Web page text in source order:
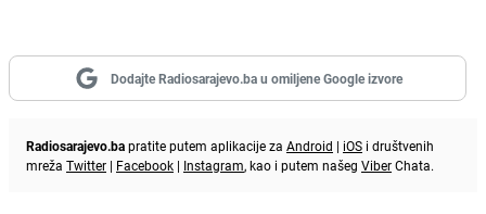
Dodajte Radiosarajevo.ba u omiljene Google izvore
Radiosarajevo.bapratite putem aplikacije za Android | iOS i društvenih
mreža Twitter | Facebook | Instagram, kao i putem našeg ViberChata.